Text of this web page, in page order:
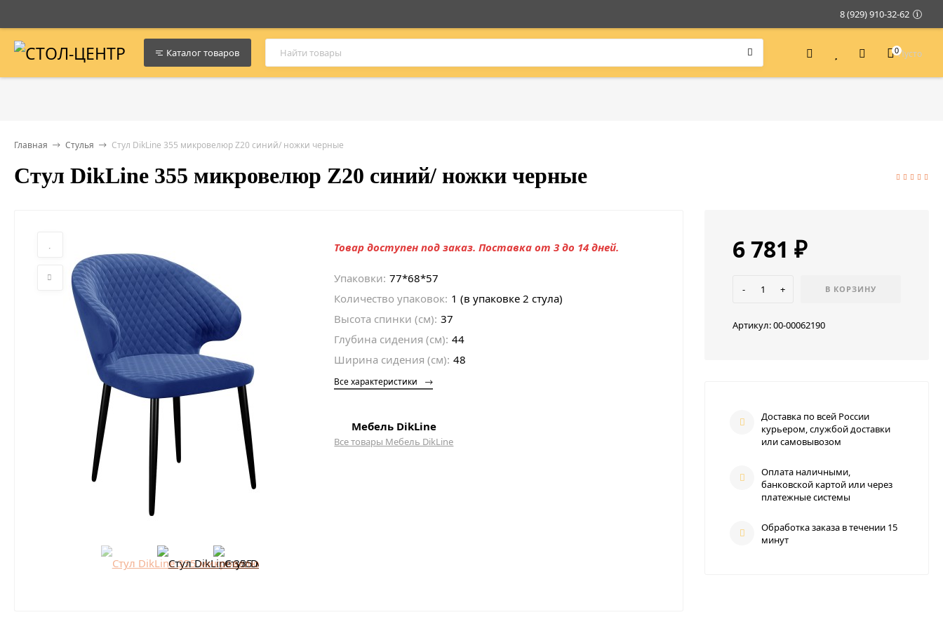
8 (929) 910-32-62
Каталог товаров 0Пусто
Главная Стулья Стул DikLine 355 микровелюр Z20 синий/ ножки черные
Стул DikLine 355 микровелюр Z20 синий/ ножки черные
Товар доступен под заказ. Поставка от 3 до 14 дней.
Упаковки: 77*68*57
Количество упаковок: 1 (в упаковке 2 стула)
Высота спинки (см): 37
Глубина сидения (см): 44
Ширина сидения (см): 48
Все характеристики
Мебель DikLine
Все товары Мебель DikLine
6 781₽
- + В КОРЗИНУ
Артикул:00-00062190
Доставка по всей России
курьером, службой доставки
или самовывозом
Оплата наличными,
банковской картой или через
платежные системы
Обработка заказа в течении 15
минут